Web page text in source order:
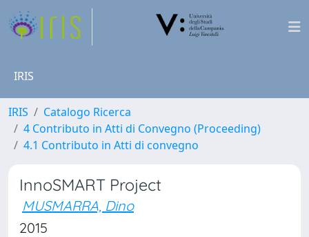
IRIS
IRIS
Catalogo Ricerca
4 Contributo in Atti di Convegno (Proceeding)
4.1 Contributo in Atti di convegno
InnoSMART Project
MUSMARRA, Dino
2015